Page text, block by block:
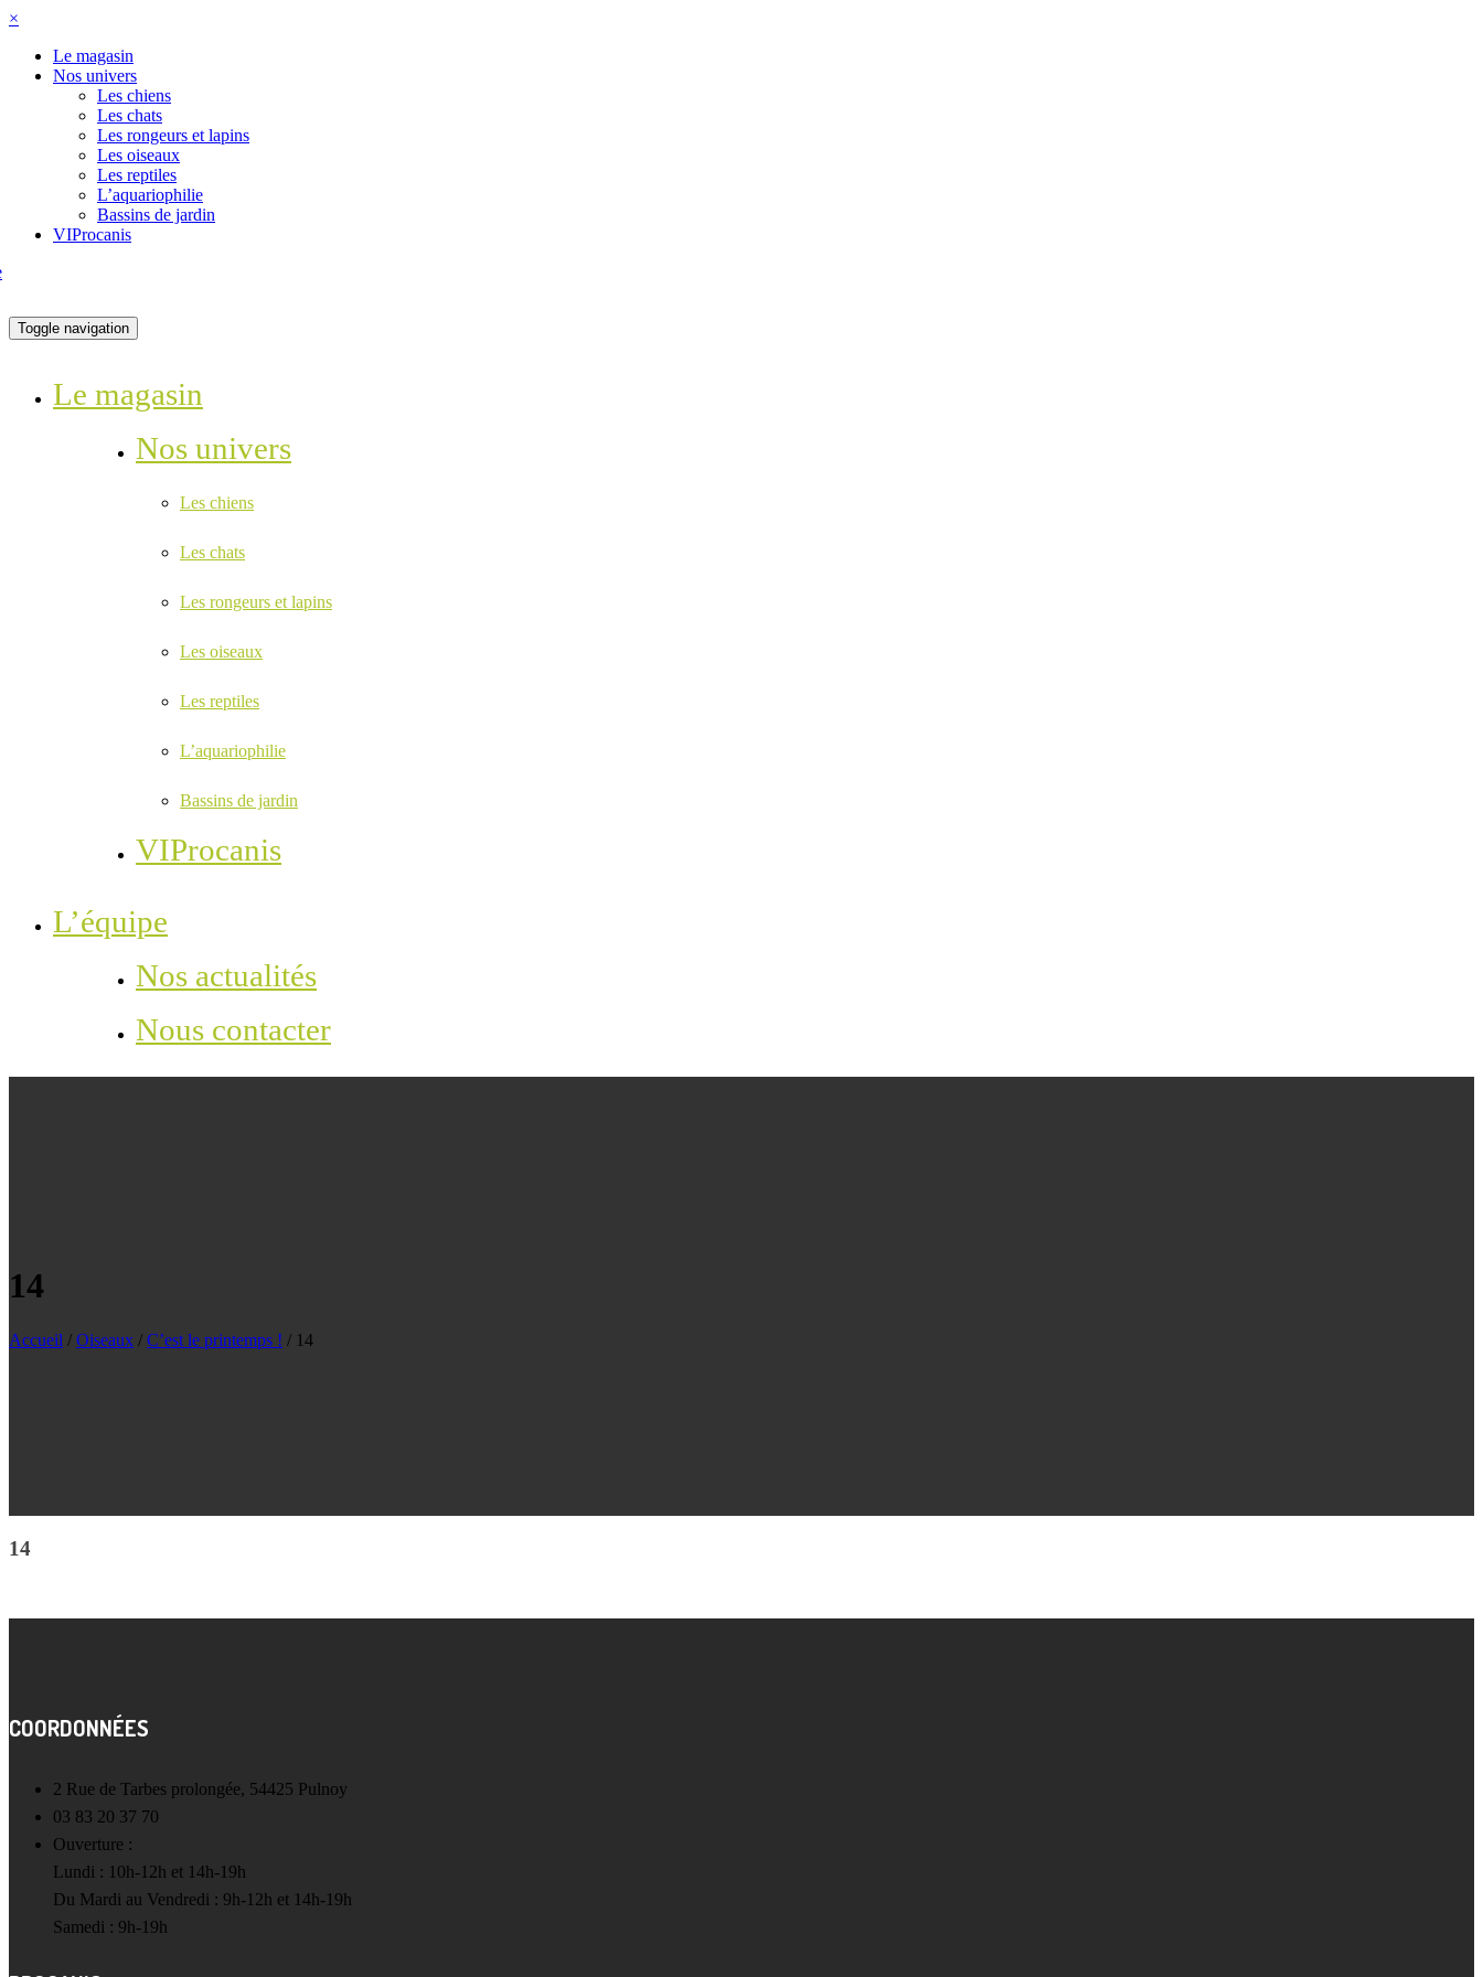
×
Le magasin
Nos univers
Les chiens
Les chats
Les rongeurs et lapins
Les oiseaux
Les reptiles
L’aquariophilie
Bassins de jardin
VIProcanis
Toggle navigation
Le magasin
Nos univers
Les chiens
Les chats
Les rongeurs et lapins
Les oiseaux
Les reptiles
L’aquariophilie
Bassins de jardin
VIProcanis
L’équipe
Nos actualités
Nous contacter
14
Accueil / Oiseaux / C’est le printemps ! / 14
14
COORDONNÉES
2 Rue de Tarbes prolongée, 54425 Pulnoy
03 83 20 37 70
Ouverture :
Lundi : 10h-12h et 14h-19h
Du Mardi au Vendredi : 9h-12h et 14h-19h
Samedi : 9h-19h